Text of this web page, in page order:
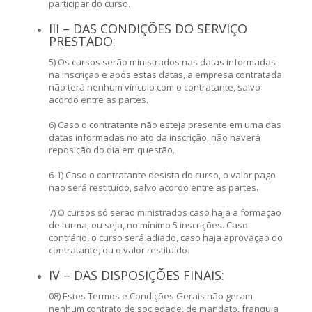
participar do curso.
III – DAS CONDIÇÕES DO SERVIÇO
PRESTADO:
5) Os cursos serão ministrados nas datas informadas
na inscrição e após estas datas, a empresa contratada
não terá nenhum vínculo com o contratante, salvo
acordo entre as partes.
6) Caso o contratante não esteja presente em uma das
datas informadas no ato da inscrição, não haverá
reposição do dia em questão.
6-1) Caso o contratante desista do curso, o valor pago
não será restituído, salvo acordo entre as partes.
7) O cursos só serão ministrados caso haja a formação
de turma, ou seja, no mínimo 5 inscrições. Caso
contrário, o curso será adiado, caso haja aprovação do
contratante, ou o valor restituído.
IV – DAS DISPOSIÇÕES FINAIS:
08) Estes Termos e Condições Gerais não geram
nenhum contrato de sociedade, de mandato, franquia